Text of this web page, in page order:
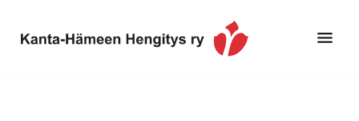
pääsisältöön
alatunnisteeseen